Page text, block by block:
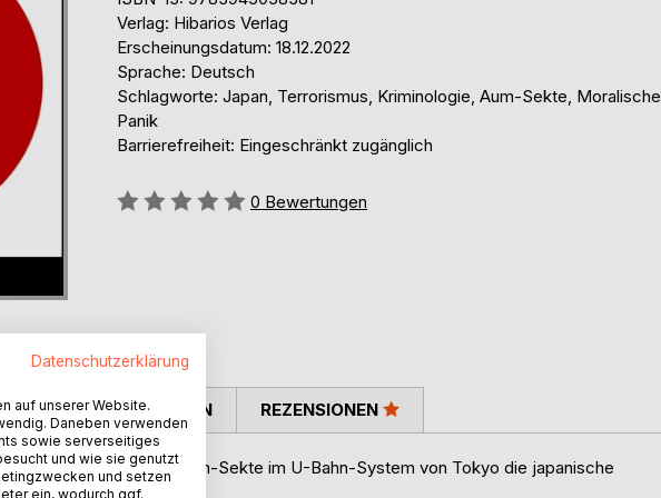
Verlag: Hibarios Verlag
Erscheinungsdatum: 18.12.2022
Sprache: Deutsch
Schlagworte: Japan, Terrorismus, Kriminologie, Aum-Sekte, Moralische
Panik
Barrierefreiheit: Eingeschränkt zugänglich
Bewertung::
0 Bewertungen
Giftgasanschläge der Aum-Sekte im U-Bahn-System von Tokyo die japanische
PRESSESTIMMEN REZENSIONEN
Datenschutzerklärung
auf unserer Website.
Daneben verwenden
sowie serverseitiges
und wie sie genutzt
und setzen
ein, wodurch ggf.